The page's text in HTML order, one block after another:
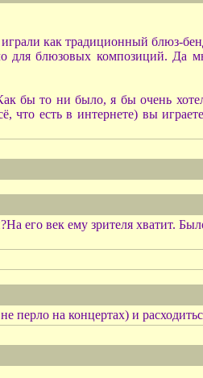
как традиционный блюз-
для блюзовых композиций. Да
бы то ни было, я бы очень
есть в интернете) вы
его век ему зрителя хватит.
перло на концертах) и